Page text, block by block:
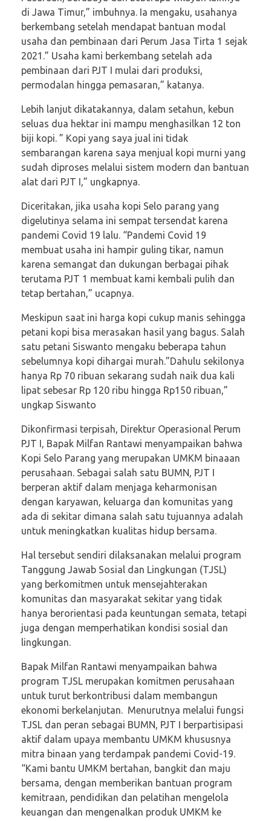
di Jawa Timur,” imbuhnya. Ia mengaku, usahanya
berkembang setelah mendapat bantuan modal
usaha dan pembinaan dari Perum Jasa Tirta 1 sejak
2021.” Usaha kami berkembang setelah ada
pembinaan dari PJT I mulai dari produksi,
permodalan hingga pemasaran,” katanya.
Lebih lanjut dikatakannya, dalam setahun, kebun
seluas dua hektar ini mampu menghasilkan 12 ton
biji kopi. ” Kopi yang saya jual ini tidak
sembarangan karena saya menjual kopi murni yang
sudah diproses melalui sistem modern dan bantuan
alat dari PJT I,” ungkapnya.
Diceritakan, jika usaha kopi Selo parang yang
digelutinya selama ini sempat tersendat karena
pandemi Covid 19 lalu. “Pandemi Covid 19
membuat usaha ini hampir guling tikar, namun
karena semangat dan dukungan berbagai pihak
terutama PJT 1 membuat kami kembali pulih dan
tetap bertahan,” ucapnya.
Meskipun saat ini harga kopi cukup manis sehingga
petani kopi bisa merasakan hasil yang bagus. Salah
satu petani Siswanto mengaku beberapa tahun
sebelumnya kopi dihargai murah.”Dahulu sekilonya
hanya Rp 70 ribuan sekarang sudah naik dua kali
lipat sebesar Rp 120 ribu hingga Rp150 ribuan,”
ungkap Siswanto
Dikonfirmasi terpisah, Direktur Operasional Perum
PJT I, Bapak Milfan Rantawi menyampaikan bahwa
Kopi Selo Parang yang merupakan UMKM binaaan
perusahaan. Sebagai salah satu BUMN, PJT I
berperan aktif dalam menjaga keharmonisan
dengan karyawan, keluarga dan komunitas yang
ada di sekitar dimana salah satu tujuannya adalah
untuk meningkatkan kualitas hidup bersama.
Hal tersebut sendiri dilaksanakan melalui program
Tanggung Jawab Sosial dan Lingkungan (TJSL)
yang berkomitmen untuk mensejahterakan
komunitas dan masyarakat sekitar yang tidak
hanya berorientasi pada keuntungan semata, tetapi
juga dengan memperhatikan kondisi sosial dan
lingkungan.
Bapak Milfan Rantawi menyampaikan bahwa
program TJSL merupakan komitmen perusahaan
untuk turut berkontribusi dalam membangun
ekonomi berkelanjutan. Menurutnya melalui fungsi
TJSL dan peran sebagai BUMN, PJT I berpartisipasi
aktif dalam upaya membantu UMKM khususnya
mitra binaan yang terdampak pandemi Covid-19.
“Kami bantu UMKM bertahan, bangkit dan maju
bersama, dengan memberikan bantuan program
kemitraan, pendidikan dan pelatihan mengelola
keuangan dan mengenalkan produk UMKM ke